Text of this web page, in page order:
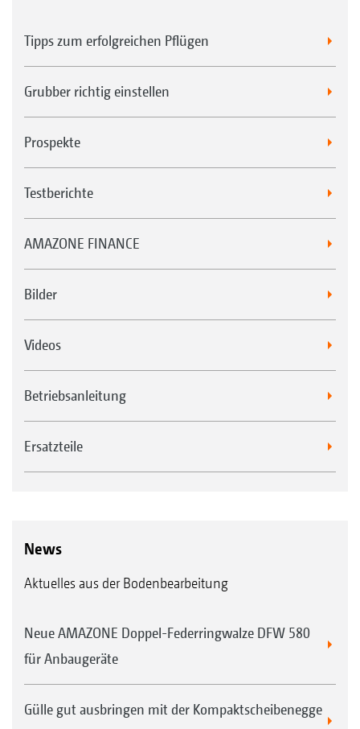
Tipps zum erfolgreichen Pflügen
Grubber richtig einstellen
Prospekte
Testberichte
AMAZONE FINANCE
Bilder
Videos
Betriebsanleitung
Ersatzteile
News
Aktuelles aus der Bodenbearbeitung
Neue AMAZONE Doppel-Federringwalze DFW 580
für Anbaugeräte
Gülle gut ausbringen mit der Kompaktscheibenegge